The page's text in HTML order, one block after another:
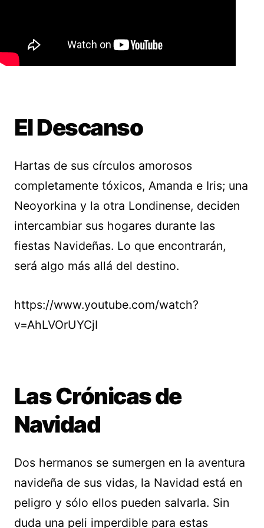
El Descanso
Hartas de sus círculos amorosos
completamente tóxicos, Amanda e Iris; una
Neoyorkina y la otra Londinense, deciden
intercambiar sus hogares durante las
fiestas Navideñas. Lo que encontrarán,
será algo más allá del destino.
https://www.youtube.com/watch?
v=AhLVOrUYCjI
Las Crónicas de
Navidad
Dos hermanos se sumergen en la aventura
navideña de sus vidas, la Navidad está en
peligro y sólo ellos pueden salvarla. Sin
duda una peli imperdible para estas